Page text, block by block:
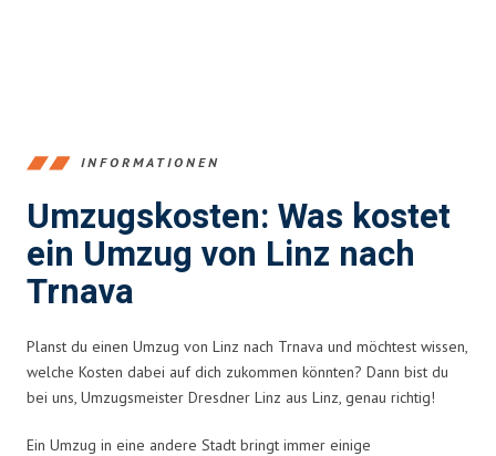
INFORMATIONEN
Umzugskosten: Was kostet
ein Umzug von Linz nach
Trnava
Planst du einen Umzug von Linz nach Trnava und möchtest wissen,
welche Kosten dabei auf dich zukommen könnten? Dann bist du
bei uns, Umzugsmeister Dresdner Linz aus Linz, genau richtig!
Ein Umzug in eine andere Stadt bringt immer einige